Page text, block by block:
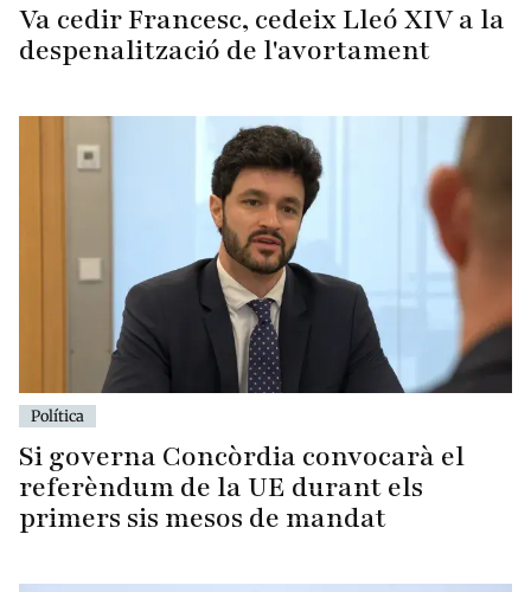
Va cedir Francesc, cedeix Lleó XIV a la
despenalització de l'avortament
Política
Si governa Concòrdia convocarà el
referèndum de la UE durant els
primers sis mesos de mandat